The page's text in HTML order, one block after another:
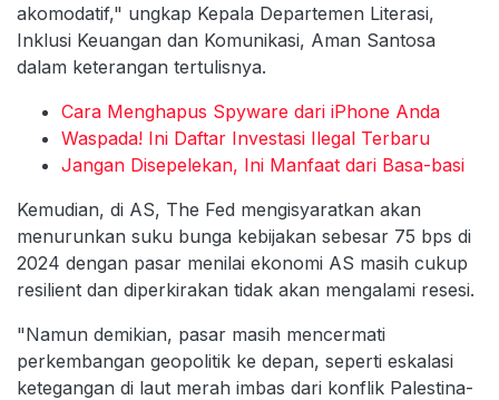
akomodatif," ungkap Kepala Departemen Literasi,
Inklusi Keuangan dan Komunikasi, Aman Santosa
dalam keterangan tertulisnya.
Cara Menghapus Spyware dari iPhone Anda
Waspada! Ini Daftar Investasi Ilegal Terbaru
Jangan Disepelekan, Ini Manfaat dari Basa-basi
Kemudian, di AS, The Fed mengisyaratkan akan
menurunkan suku bunga kebijakan sebesar 75 bps di
2024 dengan pasar menilai ekonomi AS masih cukup
resilient dan diperkirakan tidak akan mengalami resesi.
"Namun demikian, pasar masih mencermati
perkembangan geopolitik ke depan, seperti eskalasi
ketegangan di laut merah imbas dari konflik Palestina-